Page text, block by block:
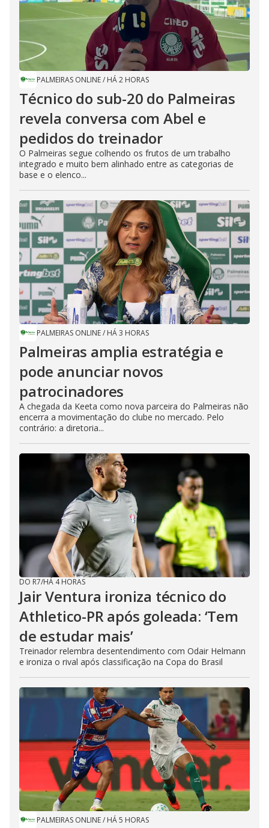
PALMEIRAS ONLINE/ HÁ 2 HORAS
Técnico do sub-20 do Palmeiras
revela conversa com Abel e
pedidos do treinador
O Palmeiras segue colhendo os frutos de um trabalho
integrado e muito bem alinhado entre as categorias de
base e o elenco...
PALMEIRAS ONLINE/ HÁ 3 HORAS
Palmeiras amplia estratégia e
pode anunciar novos
patrocinadores
A chegada da Keeta como nova parceira do Palmeiras não
encerra a movimentação do clube no mercado. Pelo
contrário: a diretoria...
DO R7/HÁ 4 HORAS
Jair Ventura ironiza técnico do
Athletico-PR após goleada: ‘Tem
de estudar mais’
Treinador relembra desentendimento com Odair Helmann
e ironiza o rival após classificação na Copa do Brasil
PALMEIRAS ONLINE/ HÁ 5 HORAS